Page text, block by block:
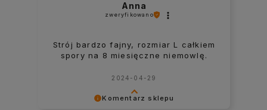
Komentarz sklepu
Agnieszka
zweryfikowano
Super kostium, wytrzymały i chłonny.
Polecam
2022-09-29